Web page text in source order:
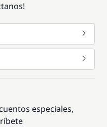
especiales,